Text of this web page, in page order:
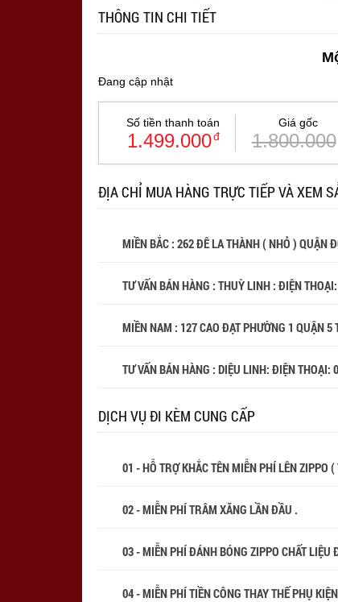
THÔNG TIN CHI TIẾT
Đang cập nhật
Số tiền thanh toán
1.499.000đ
Giá gốc
1.800.000
ĐỊA CHỈ MUA HÀNG TRỰC TIẾP VÀ XEM
MIỀN BẮC : 262 ĐÊ LA THÀNH ( NHỎ ) QUẬN
TƯ VẤN BÁN HÀNG : THUỲ LINH : ĐIỆN THOẠI:
MIỀN NAM : 127 CAO ĐẠT PHƯỜNG 1 QUẬN
TƯ VẤN BÁN HÀNG : DIỆU LINH: ĐIỆN THOẠI:
DỊCH VỤ ĐI KÈM CUNG CẤP
01 - HỖ TRỢ KHẮC TÊN MIỄN PHÍ LÊN ZIPPO
02 - MIỄN PHÍ TRÂM XĂNG LẦN ĐẦU .
03 - MIỄN PHÍ ĐÁNH BÓNG ZIPPO CHẤT LIỆU
04 - MIỄN PHÍ TIỀN CÔNG THAY THẾ PHỤ